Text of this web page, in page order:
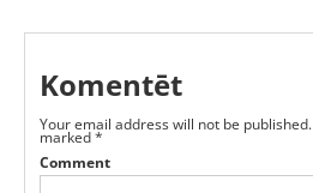
Komentēt
Your email address will not be published.
marked*
Comment